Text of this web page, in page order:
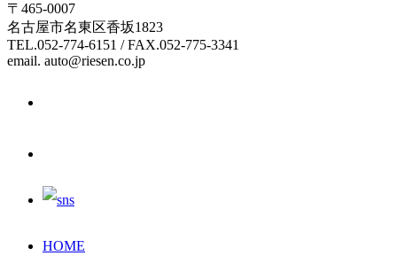
〒465-0007
名古屋市名東区香坂1823
TEL.052-774-6151 / FAX.052-775-3341
email. auto@riesen.co.jp
HOME